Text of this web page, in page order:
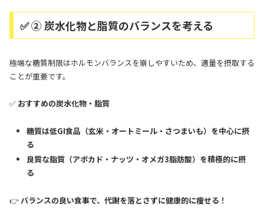
✅ ② 炭水化物と脂質のバランスを考える
極端な糖質制限はホルモンバランスを崩しやすいため、適量を摂取する
ことが重要です。
✅ おすすめの炭水化物・脂質
糖質は低GI食品（玄米・オートミール・さつまいも）を中心に摂
る
良質な脂質（アボカド・ナッツ・オメガ3脂肪酸）を積極的に摂
る
👉 バランスの良い食事で、代謝を落とさずに健康的に痩せる！